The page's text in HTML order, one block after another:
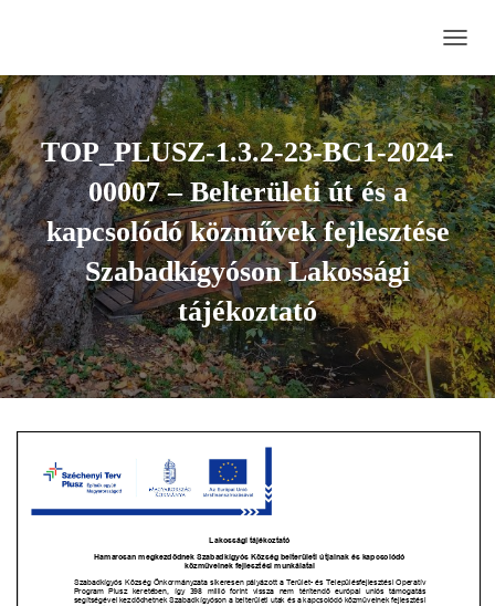
A
V
I
G
Á
C
I
Ó
B
E
-
/
K
I
K
A
C
TOP_PLUSZ-1.3.2-23-BC1-2024-
00007 – Belterületi út és a
kapcsolódó közművek fejlesztése
Szabadkígyóson Lakossági
tájékoztató